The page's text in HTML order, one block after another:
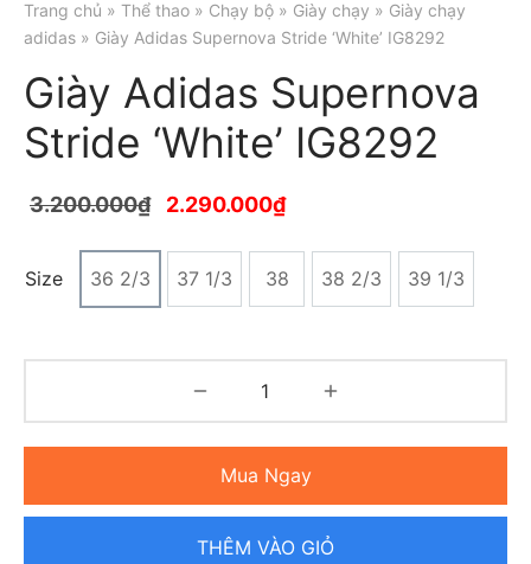
Trang chủ » Thể thao » Chạy bộ » Giày chạy » Giày chạy
adidas » Giày Adidas Supernova Stride ‘White’ IG8292
Giày Adidas Supernova
Stride ‘White’ IG8292
3.200.000₫ 2.290.000₫
Size 36 2/3 37 1/3 38 38 2/3 39 1/3
Mua Ngay
THÊM VÀO GIỎ